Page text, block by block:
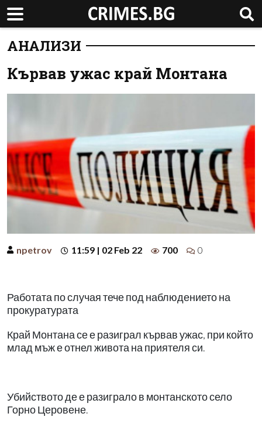
АНАЛИЗИ
Кървав ужас край Монтана
npetrov 11:59 | 02 Feb 22 700 0
Работата по случая тече под наблюдението на
прокуратурата
Край Монтана се е разиграл кървав ужас, при който
млад мъж е отнел живота на приятеля си.
Убийството де е разиграло в монтанското село
Горно Церовене.